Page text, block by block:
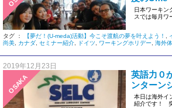
02月02日
日本ワーキ
スでは毎月ワ
タグ ：
【夢だ！(U-meda)活動】今こそ渡航の夢を叶えよう！ ,
尚美, カナダ, セミナー紹介, ドイツ, ワーキングホリデー, 海外
2019年12月23日
OSAKA
英語力０
ンターン
本日は海外イ
紹介です！